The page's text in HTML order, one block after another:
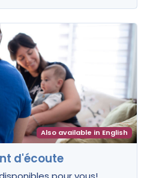
Also available in English
d'écoute